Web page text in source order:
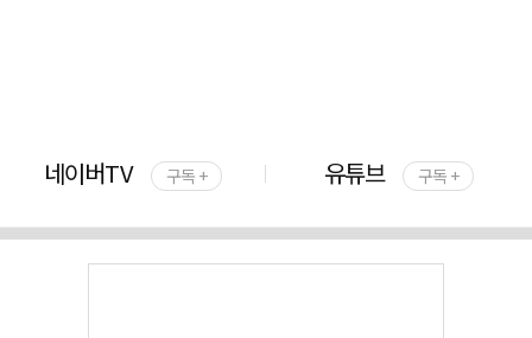
네이버TV 구독 + 유튜브 구독 +